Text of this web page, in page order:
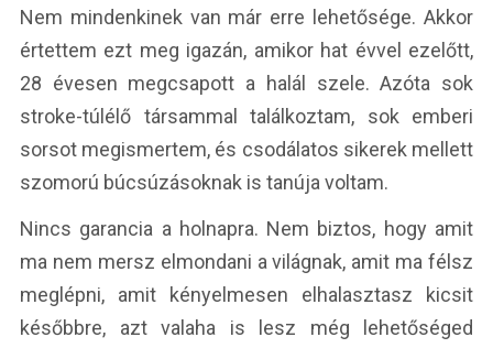
Nem mindenkinek van már erre lehetősége. Akkor
értettem ezt meg igazán, amikor hat évvel ezelőtt,
28 évesen megcsapott a halál szele. Azóta sok
stroke-túlélő társammal találkoztam, sok emberi
sorsot megismertem, és csodálatos sikerek mellett
szomorú búcsúzásoknak is tanúja voltam.
Nincs garancia a holnapra. Nem biztos, hogy amit
ma nem mersz elmondani a világnak, amit ma félsz
meglépni, amit kényelmesen elhalasztasz kicsit
későbbre, azt valaha is lesz még lehetőséged